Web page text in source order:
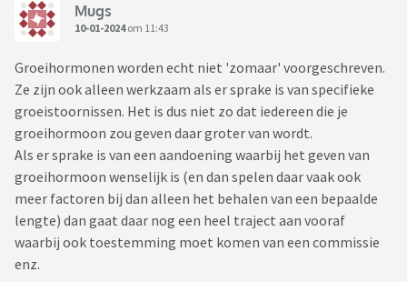
Mugs
10-01-2024om 11:43
Groeihormonen worden echt niet 'zomaar' voorgeschreven.
Ze zijn ook alleen werkzaam als er sprake is van specifieke
groeistoornissen. Het is dus niet zo dat iedereen die je
groeihormoon zou geven daar groter van wordt.
Als er sprake is van een aandoening waarbij het geven van
groeihormoon wenselijk is (en dan spelen daar vaak ook
meer factoren bij dan alleen het behalen van een bepaalde
lengte) dan gaat daar nog een heel traject aan vooraf
waarbij ook toestemming moet komen van een commissie
enz.